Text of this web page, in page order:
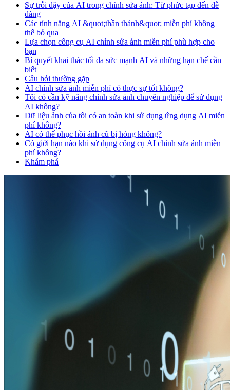
Sự trỗi dậy của AI trong chỉnh sửa ảnh: Từ phức tạp đến dễ
dàng
Các tính năng AI &quot;thần thánh&quot; miễn phí không
thể bỏ qua
Lựa chọn công cụ AI chỉnh sửa ảnh miễn phí phù hợp cho
bạn
Bí quyết khai thác tối đa sức mạnh AI và những hạn chế cần
biết
Câu hỏi thường gặp
AI chỉnh sửa ảnh miễn phí có thực sự tốt không?
Tôi có cần kỹ năng chỉnh sửa ảnh chuyên nghiệp để sử dụng
AI không?
Dữ liệu ảnh của tôi có an toàn khi sử dụng ứng dụng AI miễn
phí không?
AI có thể phục hồi ảnh cũ bị hỏng không?
Có giới hạn nào khi sử dụng công cụ AI chỉnh sửa ảnh miễn
phí không?
Khám phá